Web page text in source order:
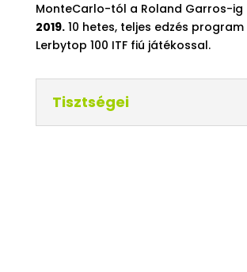
MonteCarlo-tól a Roland Garros-ig
2019.10 hetes, teljes edzés program
Lerbytop 100 ITF fiú játékossal.
Tisztségei